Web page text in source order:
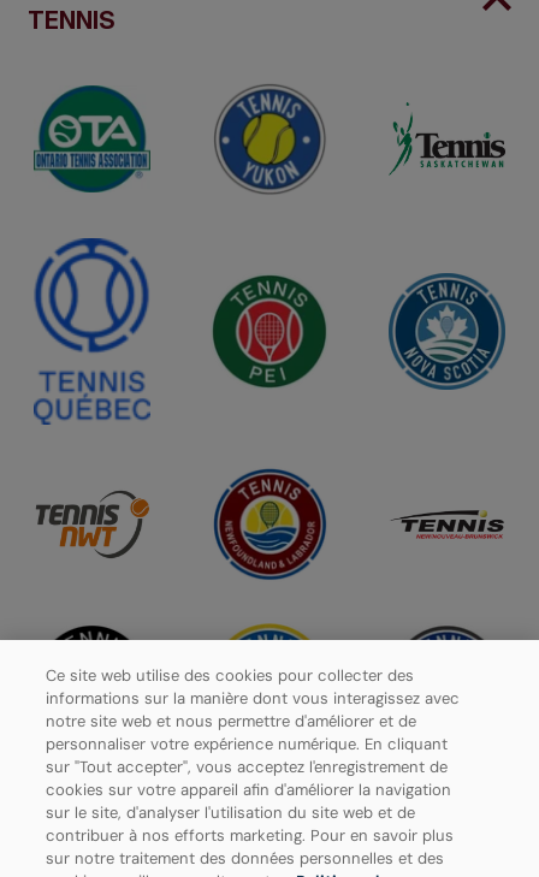
TENNIS
Politique de confidentialité
Ce site web utilise des cookies pour collecter des
informations sur la manière dont vous interagissez avec
notre site web et nous permettre d'améliorer et de
personnaliser votre expérience numérique. En cliquant
sur "Tout accepter", vous acceptez l'enregistrement de
cookies sur votre appareil afin d'améliorer la navigation
sur le site, d'analyser l'utilisation du site web et de
contribuer à nos efforts marketing. Pour en savoir plus
sur notre traitement des données personnelles et des